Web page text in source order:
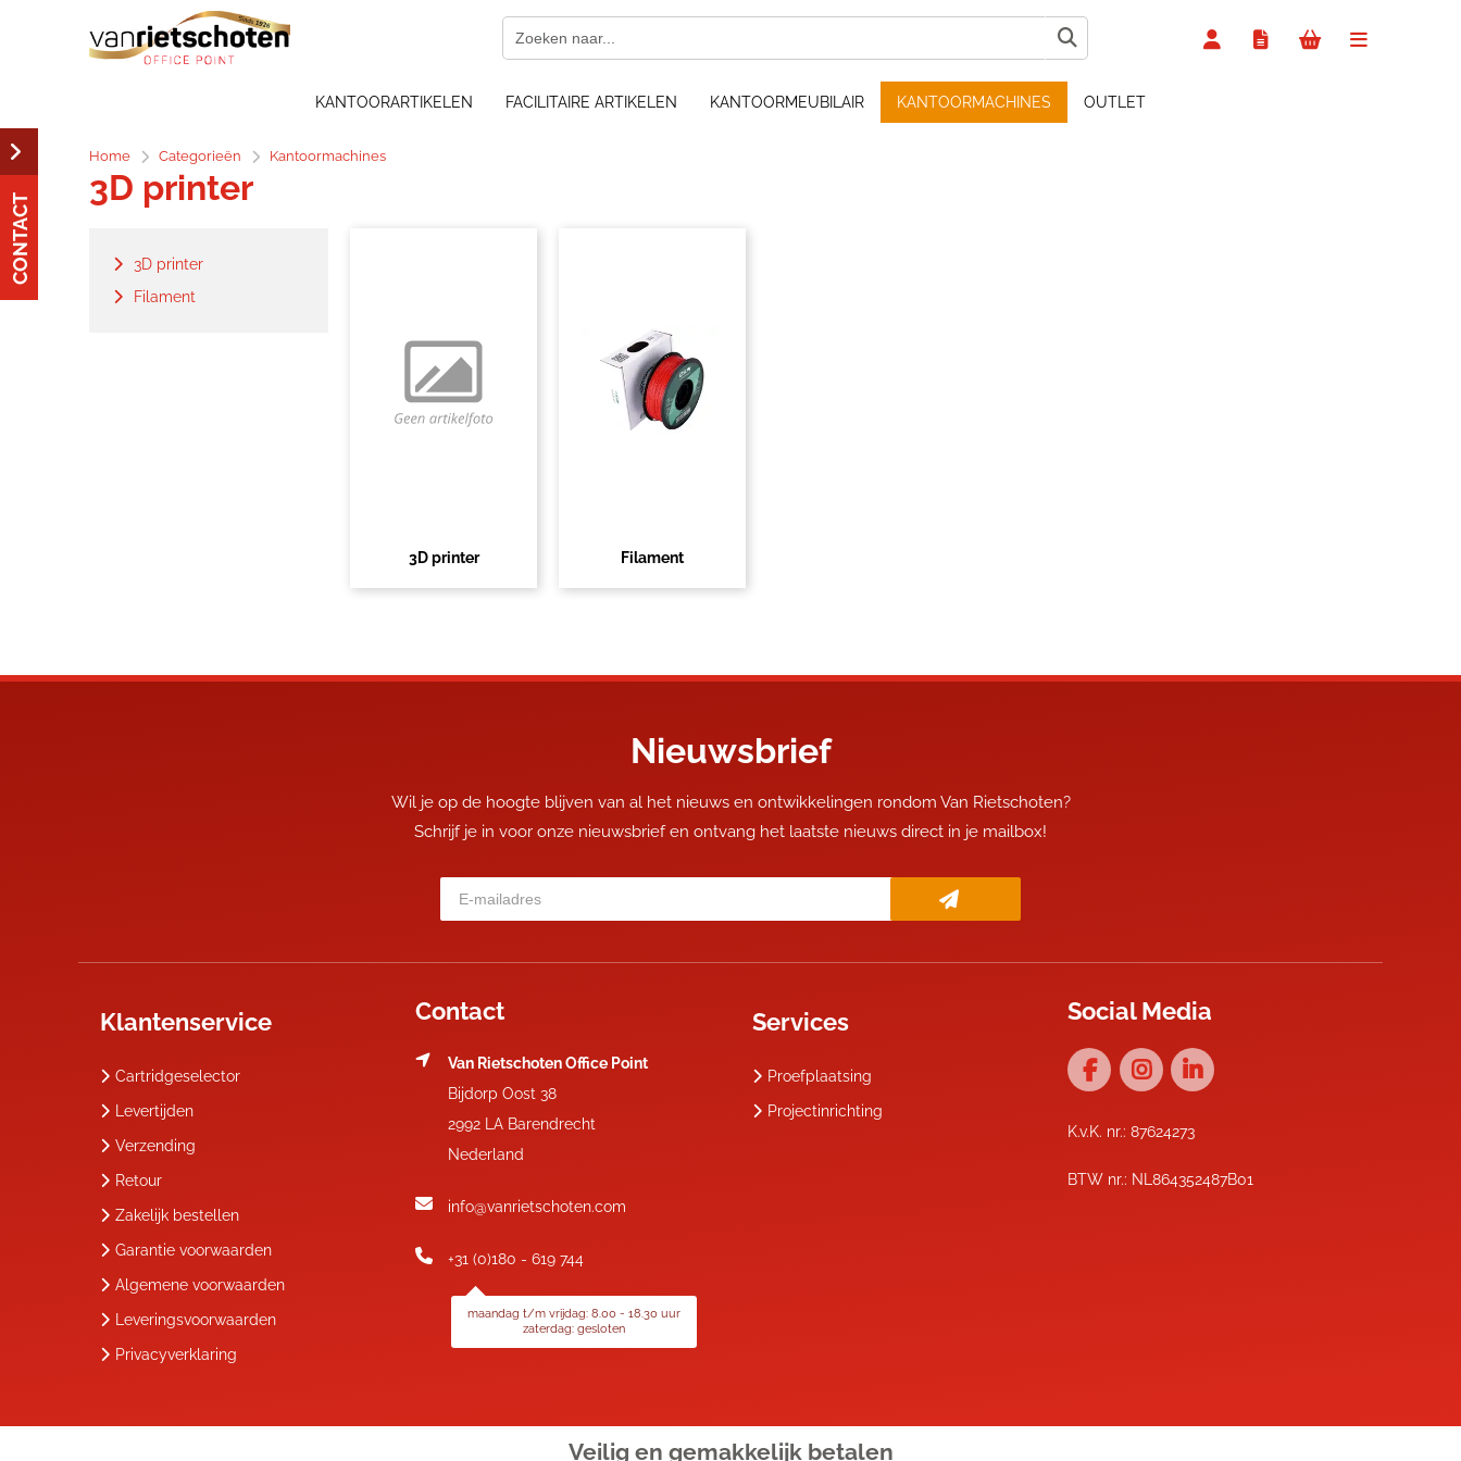
KANTOORARTIKELEN FACILITAIRE ARTIKELEN KANTOORMEUBILAIR KANTOORMACHINES OUTLET
Home Categorieën Kantoormachines
3D printer
3D printer
Filament
3D printer Filament
Nieuwsbrief
Wil je op de hoogte blijven van al het nieuws en ontwikkelingen rondom Van Rietschoten?
Schrijf je in voor onze nieuwsbrief en ontvang het laatste nieuws direct in je mailbox!
Klantenservice
Cartridgeselector
Levertijden
Verzending
Retour
Zakelijk bestellen
Garantie voorwaarden
Algemene voorwaarden
Leveringsvoorwaarden
Privacyverklaring
Contact
Van Rietschoten Office Point
Bijdorp Oost 38
2992 LA Barendrecht
Nederland
info@vanrietschoten.com
+31 (0)180 - 619 744
maandag t/m vrijdag: 8.00 - 18.30 uur
zaterdag: gesloten
Services
Proefplaatsing
Projectinrichting
Social Media
K.v.K. nr.: 87624273
BTW nr.: NL864352487B01
Veilig en gemakkelijkbetalen
CONTACT